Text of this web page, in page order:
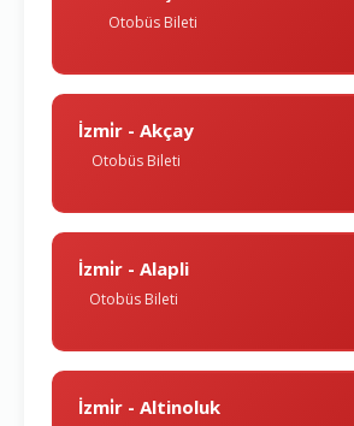
Otobüs Bileti
İzmi̇r - Akçay
Otobüs Bileti
İzmi̇r - Alapli
Otobüs Bileti
İzmi̇r - Altinoluk